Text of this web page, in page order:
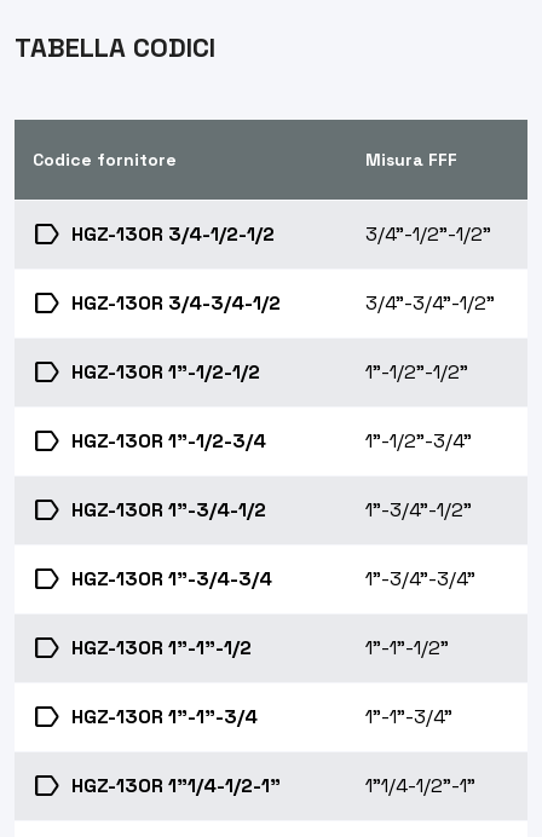
TABELLA CODICI
Codice fornitore Misura FFF
label HGZ-130R 3/4-1/2-1/2 3/4"-1/2"-1/2"
label HGZ-130R 3/4-3/4-1/2 3/4"-3/4"-1/2"
label HGZ-130R 1"-1/2-1/2 1"-1/2"-1/2"
label HGZ-130R 1"-1/2-3/4 1"-1/2"-3/4"
label HGZ-130R 1"-3/4-1/2 1"-3/4"-1/2"
label HGZ-130R 1"-3/4-3/4 1"-3/4"-3/4"
label HGZ-130R 1"-1"-1/2 1"-1"-1/2"
label HGZ-130R 1"-1"-3/4 1"-1"-3/4"
label HGZ-130R 1"1/4-1/2-1" 1"1/4-1/2"-1"